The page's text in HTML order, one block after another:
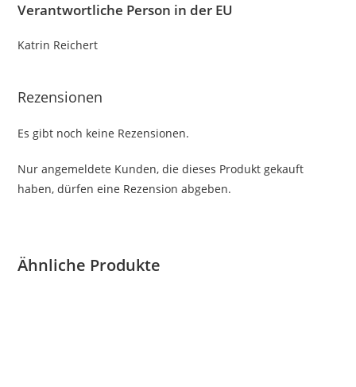
Verantwortliche Person in der EU
Katrin Reichert
Rezensionen
Es gibt noch keine Rezensionen.
Nur angemeldete Kunden, die dieses Produkt gekauft
haben, dürfen eine Rezension abgeben.
Ähnliche Produkte